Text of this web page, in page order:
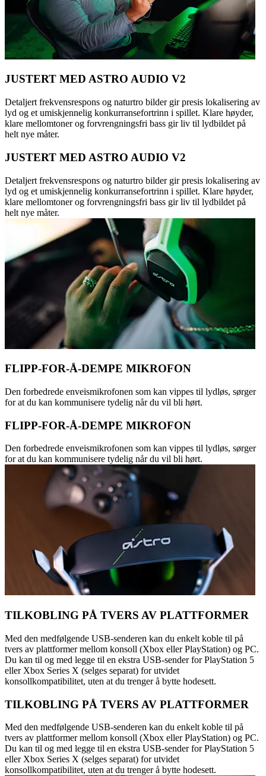
JUSTERT MED ASTRO AUDIO V2
Detaljert frekvensrespons og naturtro bilder gir presis lokalisering av
lyd og et umiskjennelig konkurransefortrinn i spillet. Klare høyder,
klare mellomtoner og forvrengningsfri bass gir liv til lydbildet på
helt nye måter.
JUSTERT MED ASTRO AUDIO V2
Detaljert frekvensrespons og naturtro bilder gir presis lokalisering av
lyd og et umiskjennelig konkurransefortrinn i spillet. Klare høyder,
klare mellomtoner og forvrengningsfri bass gir liv til lydbildet på
helt nye måter.
FLIPP-FOR-Å-DEMPE MIKROFON
Den forbedrede enveismikrofonen som kan vippes til lydløs, sørger
for at du kan kommunisere tydelig når du vil bli hørt.
FLIPP-FOR-Å-DEMPE MIKROFON
Den forbedrede enveismikrofonen som kan vippes til lydløs, sørger
for at du kan kommunisere tydelig når du vil bli hørt.
TILKOBLING PÅ TVERS AV PLATTFORMER
Med den medfølgende USB-senderen kan du enkelt koble til på
tvers av plattformer mellom konsoll (Xbox eller PlayStation) og PC.
Du kan til og med legge til en ekstra USB-sender for PlayStation 5
eller Xbox Series X (selges separat) for utvidet
konsollkompatibilitet, uten at du trenger å bytte hodesett.
TILKOBLING PÅ TVERS AV PLATTFORMER
Med den medfølgende USB-senderen kan du enkelt koble til på
tvers av plattformer mellom konsoll (Xbox eller PlayStation) og PC.
Du kan til og med legge til en ekstra USB-sender for PlayStation 5
eller Xbox Series X (selges separat) for utvidet
konsollkompatibilitet, uten at du trenger å bytte hodesett.